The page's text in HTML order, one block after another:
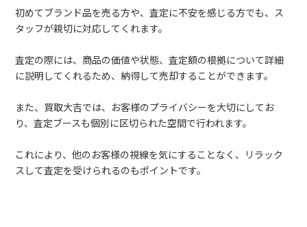
初めてブランド品を売る方や、査定に不安を感じる方でも、ス
タッフが親切に対応してくれます。
査定の際には、商品の価値や状態、査定額の根拠について詳細
に説明してくれるため、納得して売却することができます。
また、買取大吉では、お客様のプライバシーを大切にしてお
り、査定ブースも個別に区切られた空間で行われます。
これにより、他のお客様の視線を気にすることなく、リラック
スして査定を受けられるのもポイントです。